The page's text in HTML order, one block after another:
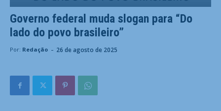
Governo federal muda slogan para “Do
lado do povo brasileiro”
Por: Redação - 26 de agosto de 2025